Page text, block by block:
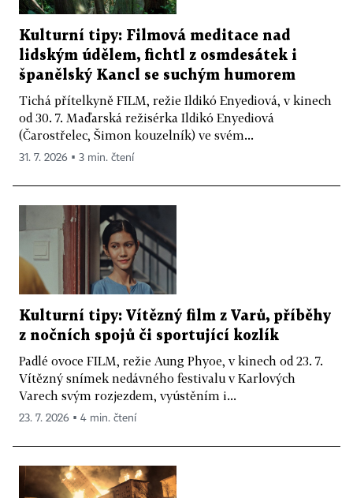
Kulturní tipy: Filmová meditace nad
lidským údělem, fichtl z osmdesátek i
španělský Kancl se suchým humorem
Tichá přítelkyně FILM, režie Ildikó Enyediová, v kinech
od 30. 7. Maďarská režisérka Ildikó Enyediová
(Čarostřelec, Šimon kouzelník) ve svém...
31. 7. 2026 ▪ 3 min. čtení
Kulturní tipy: Vítězný film z Varů, příběhy
z nočních spojů či sportující kozlík
Padlé ovoce FILM, režie Aung Phyoe, v kinech od 23. 7.
Vítězný snímek nedávného festivalu v Karlových
Varech svým rozjezdem, vyústěním i...
23. 7. 2026 ▪ 4 min. čtení